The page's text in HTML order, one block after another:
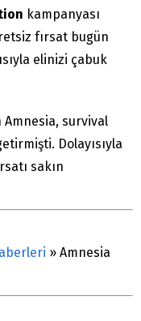
kampanyası
fırsat bugün
elinizi çabuk
Amnesia, survival
Dolayısıyla
sakın
» Amnesia